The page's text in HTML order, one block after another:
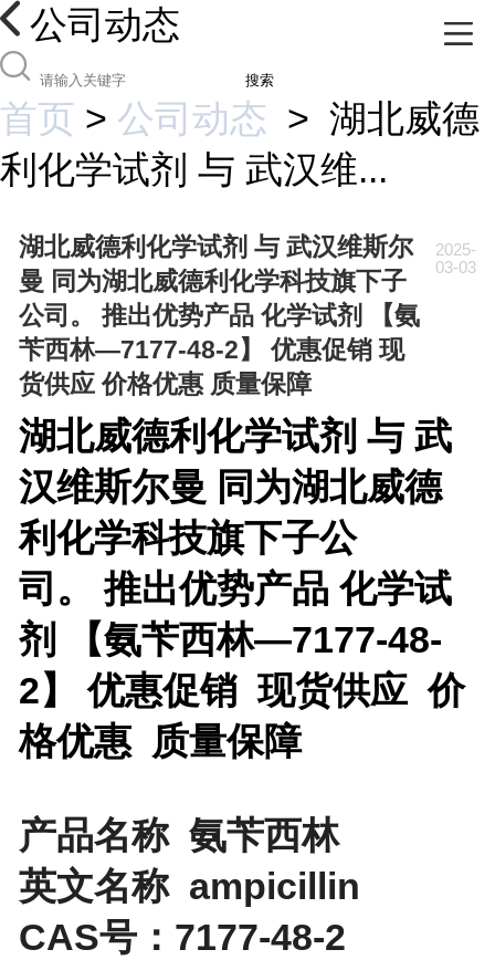
公司动态
搜索
首页 > 公司动态 > 湖北威德
利化学试剂 与 武汉维...
湖北威德利化学试剂 与 武汉维斯尔
曼 同为湖北威德利化学科技旗下子
公司。 推出优势产品 化学试剂 【氨
苄西林—7177-48-2】 优惠促销 现
货供应 价格优惠 质量保障
2025-
03-03
湖北威德利化学试剂 与 武
汉维斯尔曼 同为湖北威德
利化学科技旗下子公
司。推出优势产品 化学试
剂 【氨苄西林—7177-48-
2】 优惠促销 现货供应 价
格优惠 质量保障
产品名称 氨苄西林
英文名称 ampicillin
CAS号：7177-48-2